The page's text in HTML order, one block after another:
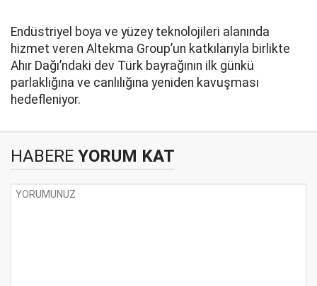
Endüstriyel boya ve yüzey teknolojileri alanında
hizmet veren Altekma Group’un katkılarıyla birlikte
Ahır Dağı’ndaki dev Türk bayrağının ilk günkü
parlaklığına ve canlılığına yeniden kavuşması
hedefleniyor.
HABERE YORUM KAT